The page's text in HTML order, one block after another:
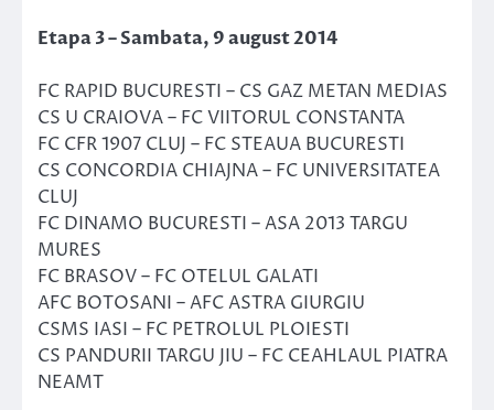
Etapa 3 – Sambata, 9 august 2014
FC RAPID BUCURESTI – CS GAZ METAN MEDIAS
CS U CRAIOVA – FC VIITORUL CONSTANTA
FC CFR 1907 CLUJ – FC STEAUA BUCURESTI
CS CONCORDIA CHIAJNA – FC UNIVERSITATEA
CLUJ
FC DINAMO BUCURESTI – ASA 2013 TARGU
MURES
FC BRASOV – FC OTELUL GALATI
AFC BOTOSANI – AFC ASTRA GIURGIU
CSMS IASI – FC PETROLUL PLOIESTI
CS PANDURII TARGU JIU – FC CEAHLAUL PIATRA
NEAMT